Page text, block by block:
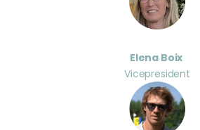
Elena Boix
Vicepresident